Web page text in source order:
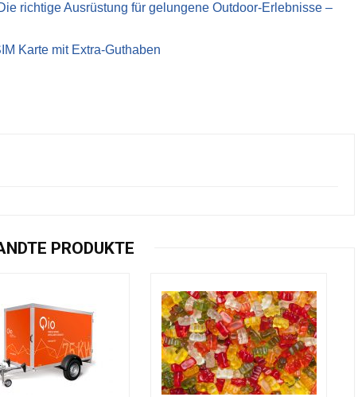
richtige Ausrüstung für gelungene Outdoor-Erlebnisse –
Karte mit Extra-Guthaben
PRODUKTE